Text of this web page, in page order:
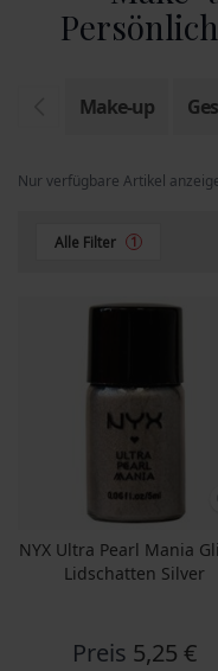
Make-up
Nur verfügbare Artikel
Alle Filter 1
NYX Ultra Pearl Mania
Lidschatten Silver
Preis 5,25 €